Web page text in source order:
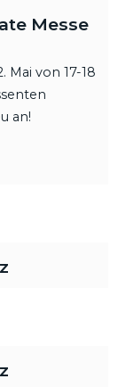
Messe
Mai von 17-18
an!